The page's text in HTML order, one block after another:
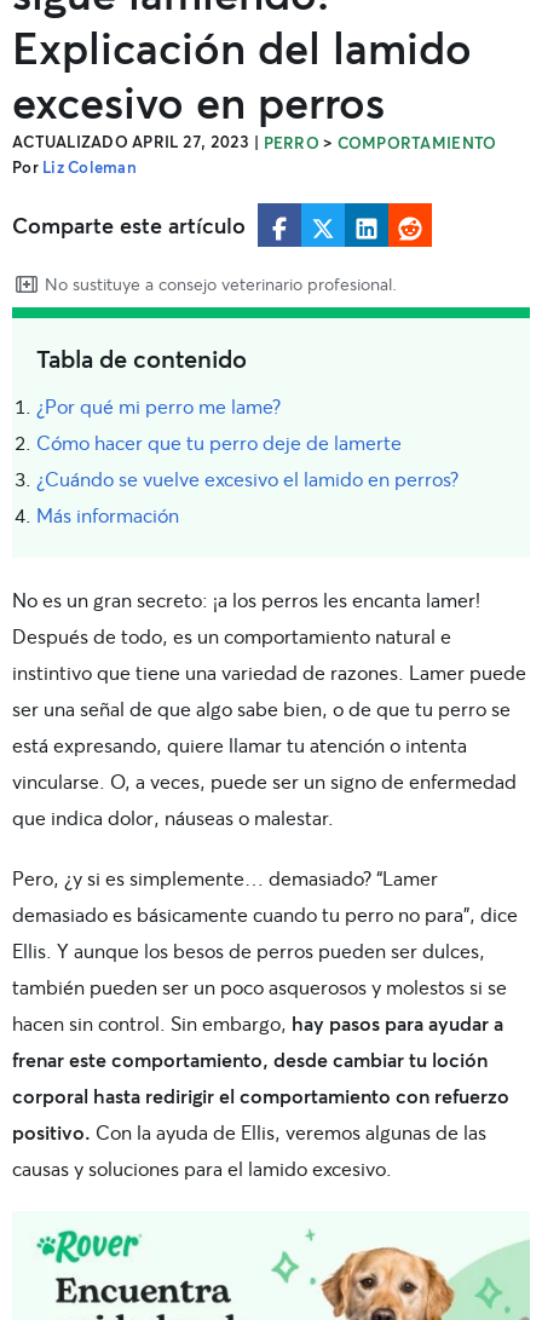
Explicación del lamido
excesivo en perros
ACTUALIZADO APRIL 27, 2023 | PERRO > COMPORTAMIENTO
Por Liz Coleman
Comparte este artículo
No sustituye a consejo veterinario profesional.
Tabla de contenido
¿Por qué mi perro me lame?
Cómo hacer que tu perro deje de lamerte
¿Cuándo se vuelve excesivo el lamido en perros?
Más información
No es un gran secreto: ¡a los perros les encanta lamer!
Después de todo, es un comportamiento natural e
instintivo que tiene una variedad de razones. Lamer puede
ser una señal de que algo sabe bien, o de que tu perro se
está expresando, quiere llamar tu atención o intenta
vincularse. O, a veces, puede ser un signo de enfermedad
que indica dolor, náuseas o malestar.
Pero, ¿y si es simplemente… demasiado? “Lamer
demasiado es básicamente cuando tu perro no para”, dice
Ellis. Y aunque los besos de perros pueden ser dulces,
también pueden ser un poco asquerosos y molestos si se
hacen sin control. Sin embargo, hay pasos para ayudar a
frenar este comportamiento, desde cambiar tu loción
corporal hasta redirigir el comportamiento con refuerzo
positivo. Con la ayuda de Ellis, veremos algunas de las
causas y soluciones para el lamido excesivo.